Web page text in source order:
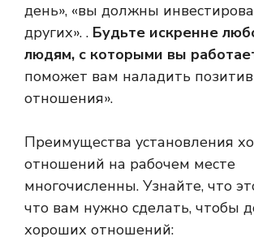
день», «вы должны
других». . Будьте искренне
людям, с которыми вы
поможет вам наладить
отношения».
Преимущества установления
отношений на рабочем месте
многочисленны. Узнайте, что
что вам нужно сделать, чтобы
хороших отношений: